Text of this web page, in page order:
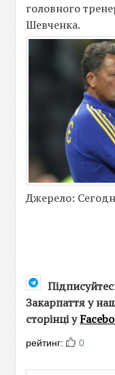
головного
Шевченка.
Джерело:
Закарпаття у
сторінці у
рейтинг: 0